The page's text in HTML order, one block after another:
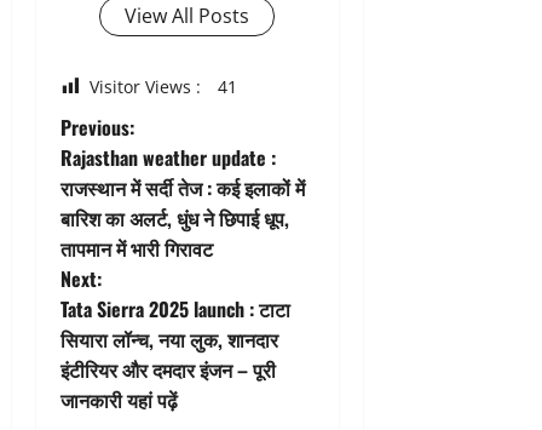
View All Posts
Visitor Views : 41
P
o
s
t
n
a
Previous:
Rajasthan weather update :
राजस्थान में सर्दी तेज : कई इलाकों में
बारिश का अलर्ट, धुंध ने छिपाई धूप,
तापमान में भारी गिरावट
Next:
Tata Sierra 2025 launch : टाटा
सियारा लॉन्च, नया लुक, शानदार
इंटीरियर और दमदार इंजन – पूरी
जानकारी यहां पढ़ें